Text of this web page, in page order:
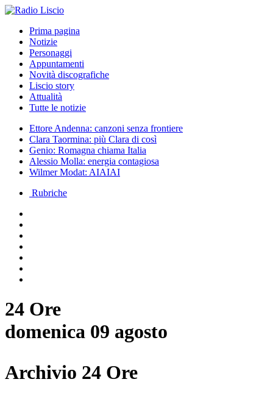
Prima pagina
Notizie
Personaggi
Appuntamenti
Novità discografiche
Liscio story
Attualità
Tutte le notizie
Ettore Andenna: canzoni senza frontiere
Clara Taormina: più Clara di così
Genio: Romagna chiama Italia
Alessio Molla: energia contagiosa
Wilmer Modat: AIAIAI
Rubriche
24 Ore
domenica 09 agosto
Archivio 24 Ore